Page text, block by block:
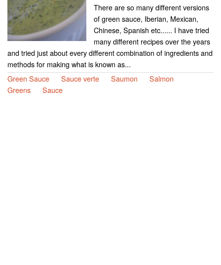
There are so many different versions
of green sauce, Iberian, Mexican,
Chinese, Spanish etc...... I have tried
many different recipes over the years
and tried just about every different combination of ingredients and
methods for making what is known as...
Green Sauce
Sauce verte Saumon
Salmon
Greens
Sauce